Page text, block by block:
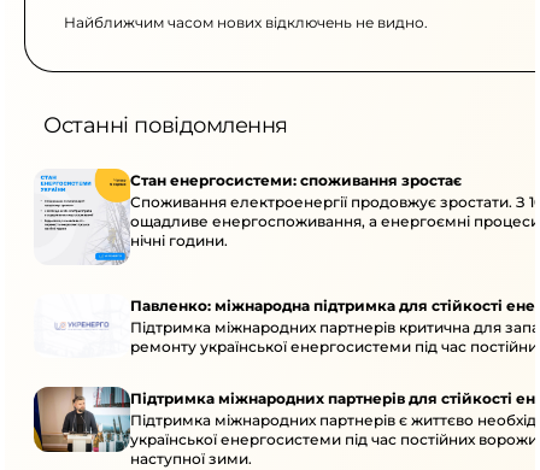
Найближчим часом нових відключень не видно.
Останні повідомлення
Стан енергосистеми: споживання зростає
Споживання електроенергії продовжує зростати. З
ощадливе енергоспоживання, а енергоємні
нічні години.
Павленко: міжнародна підтримка для стійкості
Підтримка міжнародних партнерів критична для
ремонту української енергосистеми під час
Підтримка міжнародних партнерів для стійкості
Підтримка міжнародних партнерів є життєво
української енергосистеми під час постійних
наступної зими.